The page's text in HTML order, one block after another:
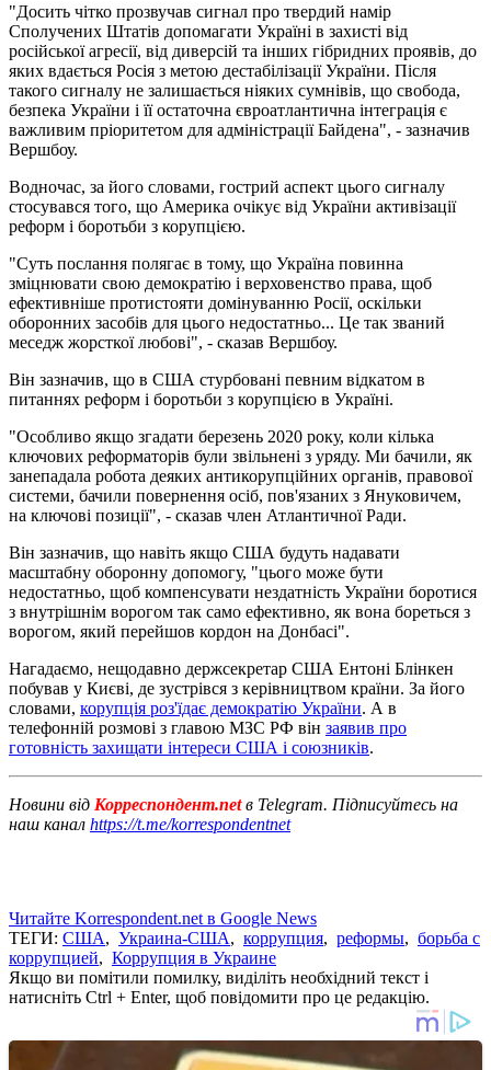
"Досить чітко прозвучав сигнал про твердий намір
Сполучених Штатів допомагати Україні в захисті від
російської агресії, від диверсій та інших гібридних проявів, до
яких вдається Росія з метою дестабілізації України. Після
такого сигналу не залишається ніяких сумнівів, що свобода,
безпека України і її остаточна євроатлантична інтеграція є
важливим пріоритетом для адміністрації Байдена", - зазначив
Вершбоу.
Водночас, за його словами, гострий аспект цього сигналу
стосувався того, що Америка очікує від України активізації
реформ і боротьби з корупцією.
"Суть послання полягає в тому, що Україна повинна
зміцнювати свою демократію і верховенство права, щоб
ефективніше протистояти домінуванню Росії, оскільки
оборонних засобів для цього недостатньо... Це так званий
меседж жорсткої любові", - сказав Вершбоу.
Він зазначив, що в США стурбовані певним відкатом в
питаннях реформ і боротьби з корупцією в Україні.
"Особливо якщо згадати березень 2020 року, коли кілька
ключових реформаторів були звільнені з уряду. Ми бачили, як
занепадала робота деяких антикорупційних органів, правової
системи, бачили повернення осіб, пов'язаних з Януковичем,
на ключові позиції", - сказав член Атлантичної Ради.
Він зазначив, що навіть якщо США будуть надавати
масштабну оборонну допомогу, "цього може бути
недостатньо, щоб компенсувати нездатність України боротися
з внутрішнім ворогом так само ефективно, як вона бореться з
ворогом, який перейшов кордон на Донбасі".
Нагадаємо, нещодавно держсекретар США Ентоні Блінкен
побував у Києві, де зустрівся з керівництвом країни. За його
словами, корупція роз'їдає демократію України. А в
телефонній розмові з главою МЗС РФ він заявив про
готовність захищати інтереси США і союзників.
Новини від Корреспондент.netв Telegram. Підписуйтесь на
наш канал https://t.me/korrespondentnet
Читайте Korrespondent.net в Google News
ТЕГИ: США, Украина-США, коррупция, реформы, борьба с
коррупцией, Коррупция в Украине
Якщо ви помітили помилку, виділіть необхідний текст і
натисніть Ctrl + Enter, щоб повідомити про це редакцію.